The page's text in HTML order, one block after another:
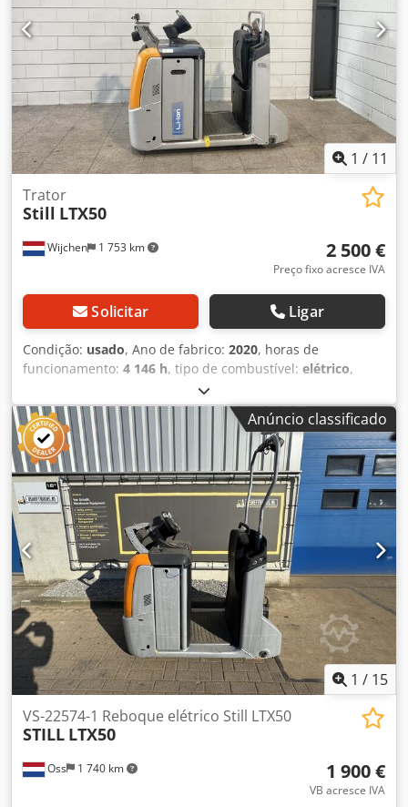
1 / 11
Wijchen 1 753 km
Trator
Still LTX50
2 500 €
Preço fixo acresce IVA
Solicitar Ligar
Condição: usado, Ano de fabrico: 2020, horas de
funcionamento: 4 146 h, tipo de combustível: elétrico,
, comprimento total:
largura total:750 mm, cor:cinzento, Peso líquido: 1.495 kg
- Ano de fabrico: 2020 - Documentação disponível: Não -
Marcação CE presente: Sim - Certificado CE presente: Não -
Número de série: F20615X00231 - Horas de operação:
4.146 - Força de tração: 5.000 kg - Número de rodas: 3
rodas - Tipo de tração: Elétrico - Marca/modelo: Lítio
Djdpfx Asw Rw Edsa Teck - Ano da bateria: 2020 -
Capacidade: 205Ah - Voltagem da bateria: 24V - Dimensões
de transporte: 1.500 mm x 750 mm x 1.450 mm (c x l x a) -
Peso de transporte [kg]: 1.495 kg - Pacotes de transporte
[unid.]: 1 Informações financeiras IVA: O preço indicado é
acrescido de IVA IVA/regime de diferenciação: IVA
dedutível para empresas Entrega e retoma possíveis a
qualquer momento para qualquer equipamento industrial
Tess van den Boom
Anúncio classificado
1 / 15
Oss 1 740 km
VS-22574-1 Reboque elétrico Still LTX50
STILL LTX50
1 900 €
VB acresce IVA